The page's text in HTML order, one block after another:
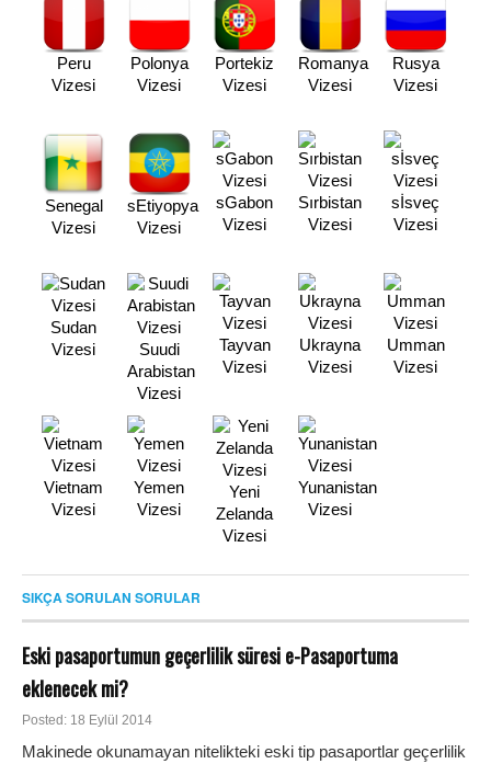
Peru
Vizesi
Polonya
Vizesi
Portekiz
Vizesi
Romanya
Vizesi
Rusya
Vizesi
Senegal
Vizesi
sEtiyopya
Vizesi
sGabon
Vizesi
Sırbistan
Vizesi
sİsveç
Vizesi
Sudan
Vizesi
Suudi
Arabistan
Vizesi
Tayvan
Vizesi
Ukrayna
Vizesi
Umman
Vizesi
Vietnam
Vizesi
Yemen
Vizesi
Yeni
Zelanda
Vizesi
Yunanistan
Vizesi
SIKÇA SORULAN SORULAR
Eski pasaportumun geçerlilik süresi e-Pasaportuma
eklenecek mi?
Posted: 18 Eylül 2014
Makinede okunamayan nitelikteki eski tip pasaportlar geçerlilik